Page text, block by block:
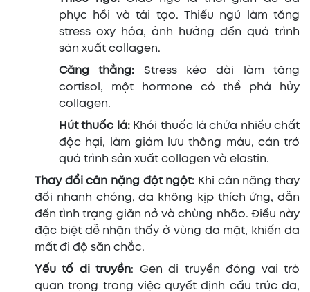
phục hồi và tái tạo. Thiếu ngủ làm tăng
stress oxy hóa, ảnh hưởng đến quá trình
sản xuất collagen.
Căng thẳng: Stress kéo dài làm tăng
cortisol, một hormone có thể phá hủy
collagen.
Hút thuốc lá: Khói thuốc lá chứa nhiều chất
độc hại, làm giảm lưu thông máu, cản trở
quá trình sản xuất collagen và elastin.
Thay đổi cân nặng đột ngột: Khi cân nặng thay
đổi nhanh chóng, da không kịp thích ứng, dẫn
đến tình trạng giãn nở và chùng nhão. Điều này
đặc biệt dễ nhận thấy ở vùng da mặt, khiến da
mất đi độ săn chắc.
Yếu tố di truyền: Gen di truyền đóng vai trò
quan trọng trong việc quyết định cấu trúc da,